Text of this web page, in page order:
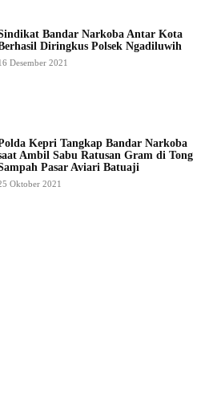
Bandar Narkoba Antar Kota
Diringkus Polsek Ngadiluwih
Desember 2021
Kepri Tangkap Bandar Narkoba
Ambil Sabu Ratusan Gram di Tong
Pasar Aviari Batuaji
Oktober 2021